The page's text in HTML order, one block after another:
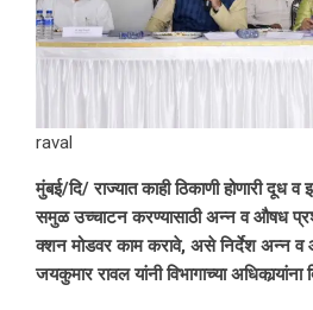
raval
मुंबई/दि/ राज्यात काही ठिकाणी होणारी दूध
समुळ उच्चाटन करण्यासाठी अन्न व औषध
क्शन मोडवर काम करावे, असे निर्देश अन्न
जयकुमार रावल यांनी विभागाच्या अधिकार्‍यांना